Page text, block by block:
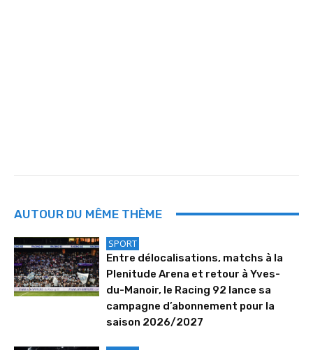
AUTOUR DU MÊME THÈME
SPORT
Entre délocalisations, matchs à la
Plenitude Arena et retour à Yves-
du-Manoir, le Racing 92 lance sa
campagne d’abonnement pour la
saison 2026/2027